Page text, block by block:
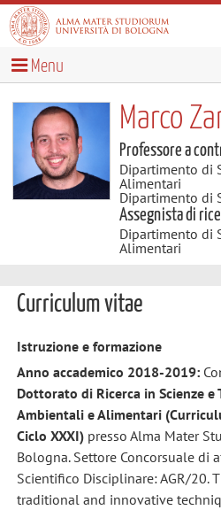
Menu
Marco
Professore a
Dipartimento di
Alimentari
Dipartimento di
Assegnista di
Dipartimento di
Alimentari
Curriculum vitae
Istruzione e formazione
Anno accademico 2018-2019:
Dottorato di Ricerca in Scienze e
Ambientali e Alimentari
Ciclo XXXI)presso Alma Mater
Bologna. Settore Concorsuale di
Scientifico Disciplinare: AGR/20.
traditional and innovative